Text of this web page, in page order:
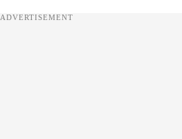
ADVERTISEMENT